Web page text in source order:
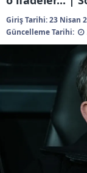
Giriş Tarihi: 23 Nisan
Güncelleme Tarihi: